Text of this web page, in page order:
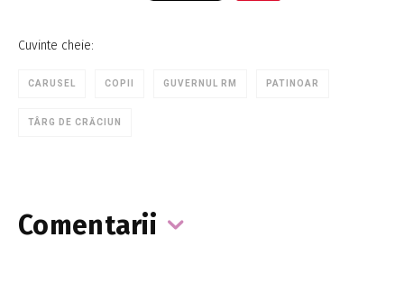
Cuvinte cheie:
CARUSEL COPII GUVERNUL RM PATINOAR
TÂRG DE CRĂCIUN
Comentarii